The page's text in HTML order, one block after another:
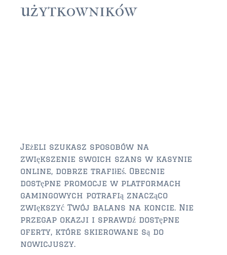
JACKSONVILLE
$2,000,000 and up
JACKSONVILLE BEACH
$150,000 and down
$150,000-$350,000
użytkowników
Jeżeli szukasz sposobów na
zwiększenie swoich szans w kasynie
online, dobrze trafiłeś. Obecnie
dostępne promocje w platformach
gamingowych potrafią znacząco
zwiększyć Twój balans na koncie. Nie
przegap okazji i sprawdź dostępne
oferty, które skierowane są do
nowicjuszy.